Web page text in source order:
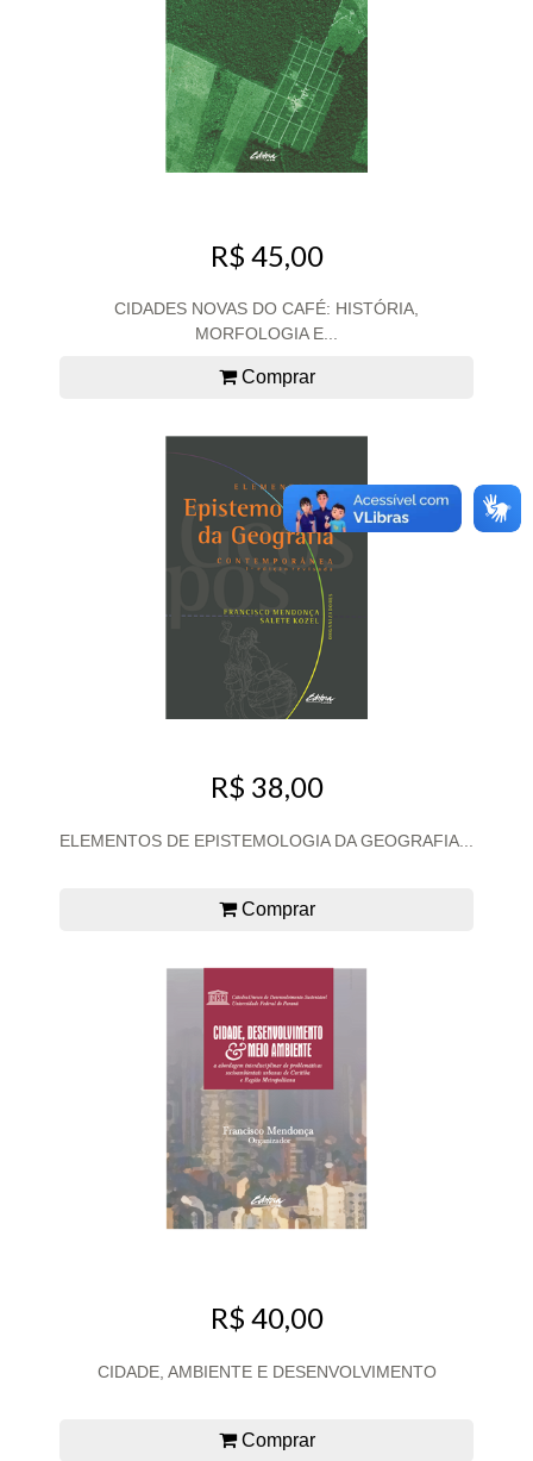
R$ 45,00
CIDADES NOVAS DO CAFÉ: HISTÓRIA,
MORFOLOGIA E...
Comprar
R$ 38,00
ELEMENTOS DE EPISTEMOLOGIA DA GEOGRAFIA...
Comprar
R$ 40,00
CIDADE, AMBIENTE E DESENVOLVIMENTO
Comprar